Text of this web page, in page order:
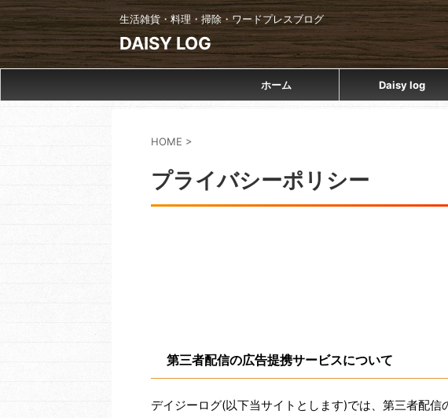
生活雑貨・料理・掃除・ワードプレスブログ
DAISY LOG
ホーム Daisy log
HOME >
プライバシーポリシー
第三者配信の広告提携サービスについて
デイジーログ(以下当サイトとします)では、第三者配